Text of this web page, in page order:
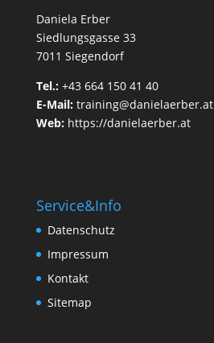
Daniela Erber
Siedlungsgasse 33
7011 Siegendorf
Tel.: +43 664 150 41 40
E-Mail: training@danielaerber.at
Web: https://danielaerber.at
Service&Info
Datenschutz
Impressum
Kontakt
Sitemap